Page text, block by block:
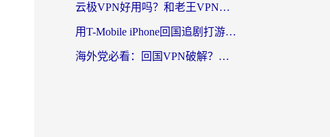
云极VPN好用吗？和老王VPN对比哪个回国效果更好？海外党必看的真实体验指南
用T-Mobile iPhone回国追剧打游戏，我差点把手机砸了
海外党必看：回国VPN破解？别踩坑！3步选对加速器无缝刷国内资源